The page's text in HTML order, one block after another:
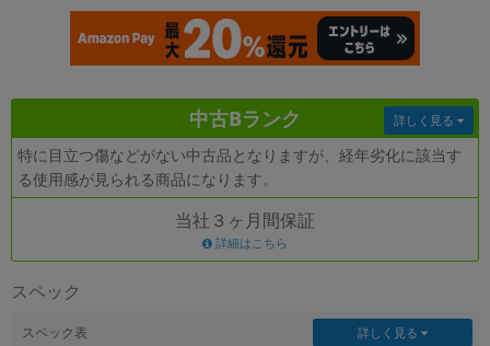
中古Bランク
特に目立つ傷などがない中古品となりますが、経年劣化に該当す
る使用感が見られる商品になります。
詳しく見る
当社３ヶ月間保証
詳細はこちら
スペック
スペック表 詳しく見る